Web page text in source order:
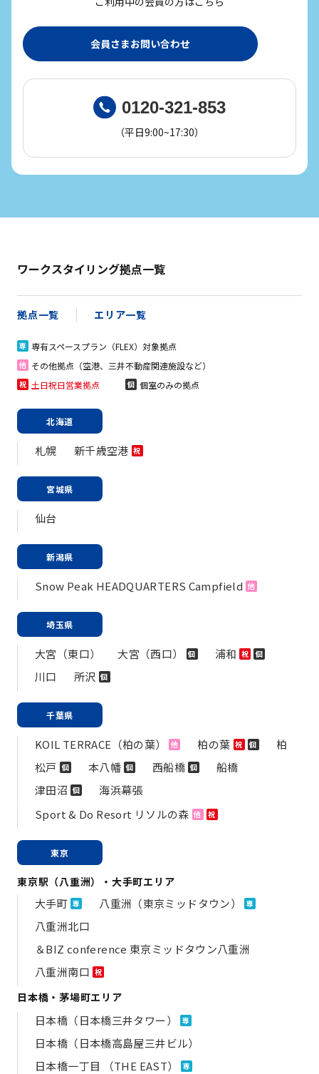
会員さまお問い合わせ
0120-321-853
（平日9:00~17:30）
ワークスタイリング拠点一覧
拠点一覧 エリア一覧
専 専有スペースプラン（FLEX）対象拠点
他 その他拠点（空港、三井不動産関連施設など）
祝 土日祝日営業拠点 個 個室のみの拠点
北海道
札幌 新千歳空港 祝
宮城県
仙台
新潟県
Snow Peak HEADQUARTERS Campfield 他
埼玉県
大宮（東口） 大宮（西口） 個 浦和 祝 個
川口 所沢 個
千葉県
KOIL TERRACE（柏の葉） 他 柏の葉 祝 個
柏
松戸 個 本八幡 個 西船橋 個
船橋
津田沼 個
海浜幕張
Sport & Do Resort リソルの森 他 祝
東京
東京駅（八重洲）・大手町エリア
大手町 専 八重洲（東京ミッドタウン） 専
八重洲北口
＆BIZ conference 東京ミッドタウン八重洲
八重洲南口 祝
日本橋・茅場町エリア
日本橋（日本橋三井タワー） 専
日本橋（日本橋高島屋三井ビル）
日本橋一丁目 （THE EAST）
専